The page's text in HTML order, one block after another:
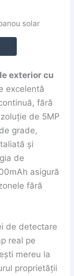
exterior cu
excelentă
fără
de 5MP
grade,
și
de
asigură
fără
de detectare
real pe
mereu la
proprietății